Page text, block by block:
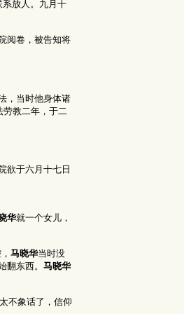
放人。九月十
阅卷，被告知将
，当时他身体诸
劳教二年，于二
欲于六月十七日
华就一个女儿，
马晓华当时没
东西。 马晓华
不象话了，信仰